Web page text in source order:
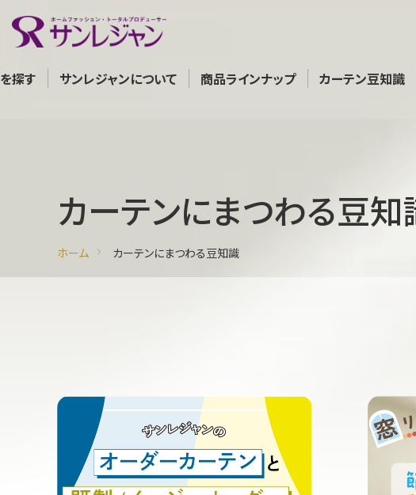
探す
サンレジャンについて 商品ラインナップ カーテン豆知識
カーテンにまつわる豆知
ホーム カーテンにまつわる豆知識